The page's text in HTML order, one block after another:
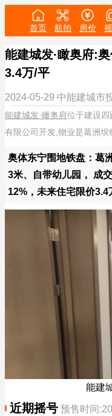
首页 航拍 房价
能建城发·瞰奥府:
3.4万/平
2024-05-29 中能建城市
能建城发·瞰奥府位于建设四
有限公司开发,物业是葛洲坝
奥体东宁围地铁盘：葛
3米、自带幼儿园， 成
12%，未来住宅限价3.4
能建
近期摇号 预售时间